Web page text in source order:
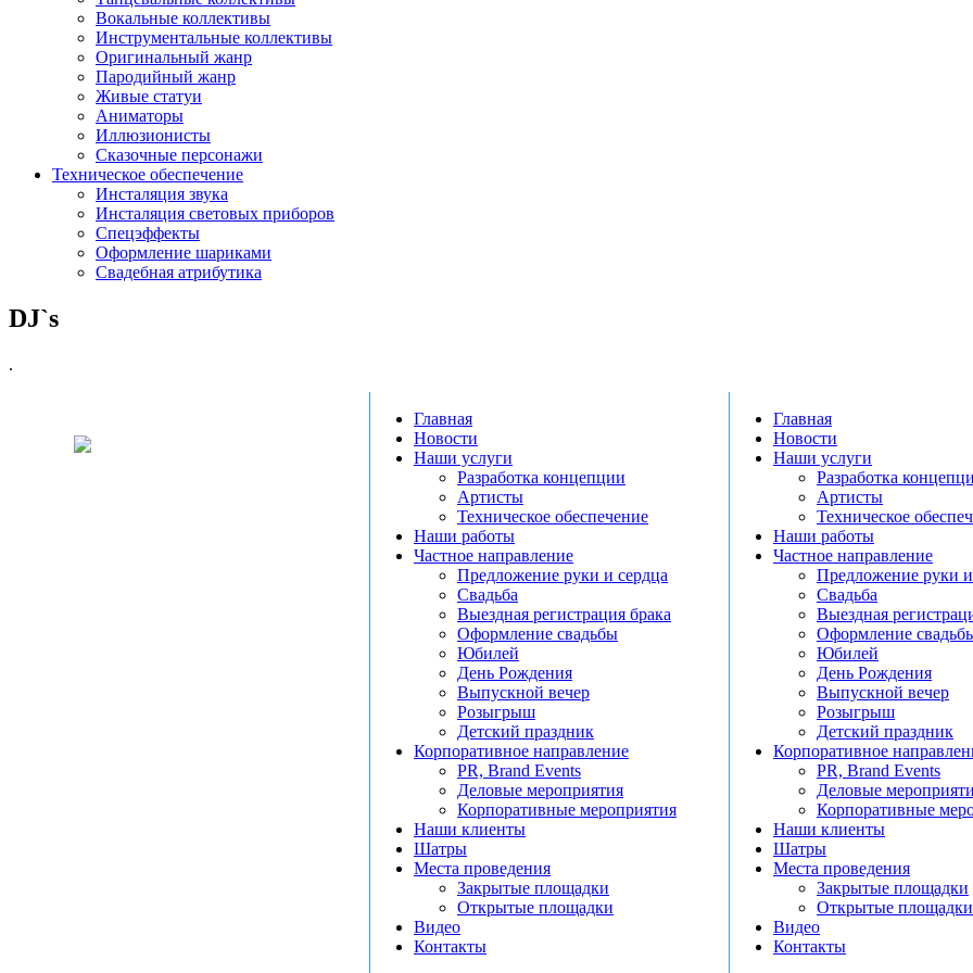
Вокальные коллективы
Инструментальные коллективы
Оригинальный жанр
Пародийный жанр
Живые статуи
Аниматоры
Иллюзионисты
Сказочные персонажи
Техническое обеспечение
Инсталяция звука
Инсталяция световых приборов
Спецэффекты
Оформление шариками
Свадебная атрибутика
DJ`s
.
Главная
Новости
Наши услуги
Разработка концепции
Артисты
Техническое обеспечение
Наши работы
Частное направление
Предложение руки и сердца
Свадьба
Выездная регистрация брака
Оформление свадьбы
Юбилей
День Рождения
Выпускной вечер
Розыгрыш
Детский праздник
Корпоративное направление
PR, Brand Events
Деловые мероприятия
Корпоративные мероприятия
Наши клиенты
Шатры
Места проведения
Закрытые площадки
Открытые площадки
Видео
Контакты
Главная
Новости
Наши услуги
Разработка
Артисты
Техническое
Наши работы
Частное направление
Предложение руки
Свадьба
Выездная
Оформление
Юбилей
День Рождения
Выпускной вечер
Розыгрыш
Детский праздник
Корпоративное
PR, Brand Events
Деловые
Корпоративные
Наши клиенты
Шатры
Места проведения
Закрытые площадки
Открытые площадки
Видео
Контакты